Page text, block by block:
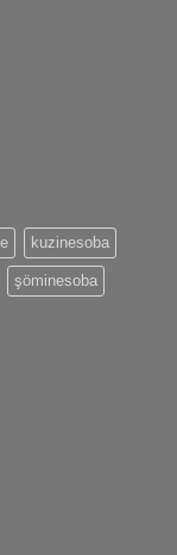
kuzinesoba
şöminesoba